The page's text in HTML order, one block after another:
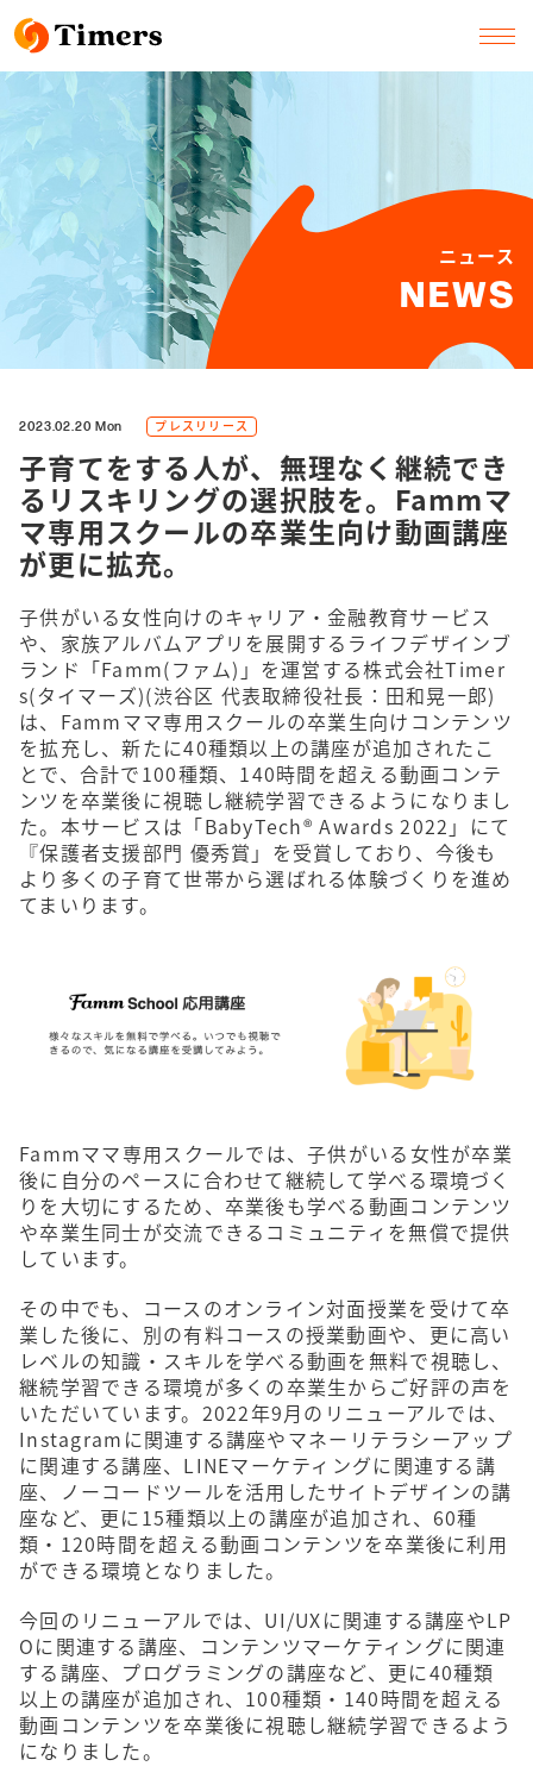
ニュース
NEWS
2023.02.20 Mon プレスリリース
子育てをする人が、無理なく継続でき
るリスキリングの選択肢を。Fammマ
マ専用スクールの卒業生向け動画講座
が更に拡充。
子供がいる女性向けのキャリア・金融教育サービス
や、家族アルバムアプリを展開するライフデザインブ
ランド「Famm(ファム)」を運営する株式会社Timer
s(タイマーズ)(渋谷区 代表取締役社長：田和晃一郎)
は、Fammママ専用スクールの卒業生向けコンテンツ
を拡充し、新たに40種類以上の講座が追加されたこ
とで、合計で100種類、140時間を超える動画コンテ
ンツを卒業後に視聴し継続学習できるようになりまし
た。本サービスは「BabyTech® Awards 2022」にて
『保護者支援部門 優秀賞」を受賞しており、今後も
より多くの子育て世帯から選ばれる体験づくりを進め
てまいります。
Fammママ専用スクールでは、子供がいる女性が卒業
後に自分のペースに合わせて継続して学べる環境づく
りを大切にするため、卒業後も学べる動画コンテンツ
や卒業生同士が交流できるコミュニティを無償で提供
しています。
その中でも、コースのオンライン対面授業を受けて卒
業した後に、別の有料コースの授業動画や、更に高い
レベルの知識・スキルを学べる動画を無料で視聴し、
継続学習できる環境が多くの卒業生からご好評の声を
いただいています。2022年9月のリニューアルでは、
Instagramに関連する講座やマネーリテラシーアップ
に関連する講座、LINEマーケティングに関連する講
座、ノーコードツールを活用したサイトデザインの講
座など、更に15種類以上の講座が追加され、60種
類・120時間を超える動画コンテンツを卒業後に利用
ができる環境となりました。
今回のリニューアルでは、UI/UXに関連する講座やLP
Oに関連する講座、コンテンツマーケティングに関連
する講座、プログラミングの講座など、更に40種類
以上の講座が追加され、100種類・140時間を超える
動画コンテンツを卒業後に視聴し継続学習できるよう
になりました。